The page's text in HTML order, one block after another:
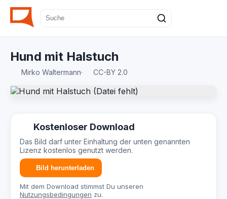
Hund mit Halstuch
Mirko Waltermann· CC-BY 2.0
Kostenloser Download
Das Bild darf unter Einhaltung der unten genannten
Lizenz kostenlos genutzt werden.
Bild herunterladen
Mit dem Download stimmst Du unseren
Nutzungsbedingungen zu.